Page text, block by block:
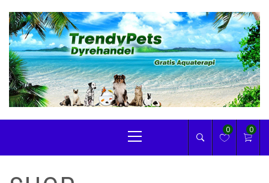
content
TRENDYPETS
Menu
0 0